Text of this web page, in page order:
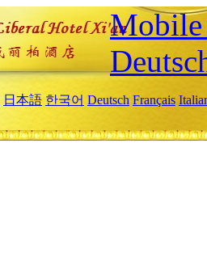
Mobile
日本語 한국어 Deutsch Français